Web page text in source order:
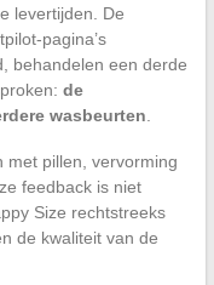
levertijden. De
pagina’s
behandelen een derde
de
wasbeurten.
met pillen, vervorming
feedback is niet
Size rechtstreeks
de kwaliteit van de